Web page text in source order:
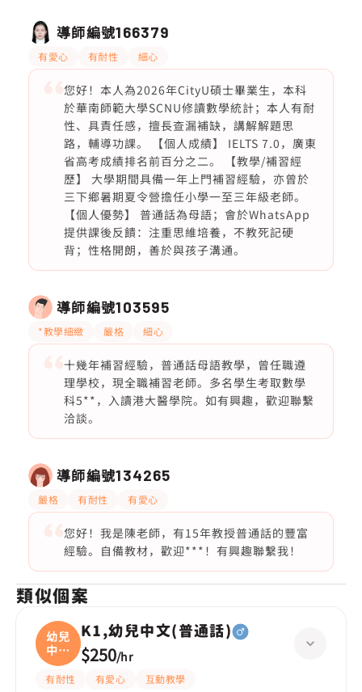
導師編號166379
有愛心 有耐性 細心
您好！本人為2026年CityU碩士畢業生，本科
於華南師範大學SCNU修讀數學統計；本人有耐
性、具責任感，擅長查漏補缺，講解解題思
路，輔導功課。 【個人成績】 IELTS 7.0，廣東
省高考成績排名前百分之二。 【教學/補習經
歷】 大學期間具備一年上門補習經驗，亦曾於
三下鄉暑期夏令營擔任小學一至三年級老師。
【個人優勢】 普通話為母語；會於WhatsApp
提供課後反饋：注重思維培養，不教死記硬
背；性格開朗，善於與孩子溝通。
導師編號103595
*教學細緻 嚴格 細心
十幾年補習經驗，普通話母語教學，曾任職遵
理學校，現全職補習老師。多名學生考取數學
科5**，入讀港大醫學院。如有興趣，歡迎聯繫
洽談。
導師編號134265
嚴格 有耐性 有愛心
您好！我是陳老師，有15年教授普通話的豐富
經驗。自備教材，歡迎***！有興趣聯繫我！
類似個案
幼兒
中文
(
K1,幼兒中文(普通話)
$250/hr
有耐性 有愛心
互動教學